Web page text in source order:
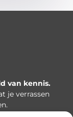
van kennis.
je verrassen